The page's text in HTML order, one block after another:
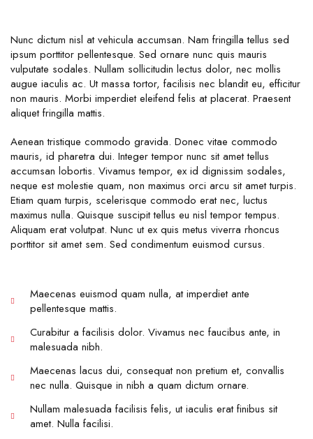
Nunc dictum nisl at vehicula accumsan. Nam fringilla tellus sed
ipsum porttitor pellentesque. Sed ornare nunc quis mauris
vulputate sodales. Nullam sollicitudin lectus dolor, nec mollis
augue iaculis ac. Ut massa tortor, facilisis nec blandit eu, efficitur
non mauris. Morbi imperdiet eleifend felis at placerat. Praesent
aliquet fringilla mattis.
Aenean tristique commodo gravida. Donec vitae commodo
mauris, id pharetra dui. Integer tempor nunc sit amet tellus
accumsan lobortis. Vivamus tempor, ex id dignissim sodales,
neque est molestie quam, non maximus orci arcu sit amet turpis.
Etiam quam turpis, scelerisque commodo erat nec, luctus
maximus nulla. Quisque suscipit tellus eu nisl tempor tempus.
Aliquam erat volutpat. Nunc ut ex quis metus viverra rhoncus
porttitor sit amet sem. Sed condimentum euismod cursus.
Maecenas euismod quam nulla, at imperdiet ante
pellentesque mattis.
Curabitur a facilisis dolor. Vivamus nec faucibus ante, in
malesuada nibh.
Maecenas lacus dui, consequat non pretium et, convallis
nec nulla. Quisque in nibh a quam dictum ornare.
Nullam malesuada facilisis felis, ut iaculis erat finibus sit
amet. Nulla facilisi.